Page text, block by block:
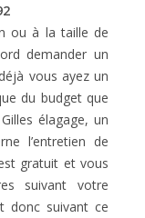
ou à la taille de
demander un
vous ayez un
du budget que
élagage, un
l’entretien de
gratuit et vous
suivant votre
donc suivant ce